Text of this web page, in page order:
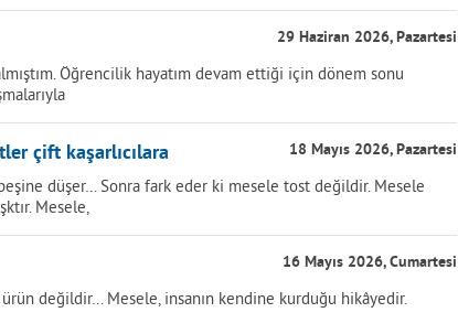
29 Haziran 2026, Pazartesi
Öğrencilik hayatım devam ettiği için dönem sonu
çift kaşarlıcılara 18 Mayıs 2026, Pazartesi
düşer… Sonra fark eder ki mesele tost değildir. Mesele
Mesele,
16 Mayıs 2026, Cumartesi
değildir… Mesele, insanın kendine kurduğu hikâyedir.